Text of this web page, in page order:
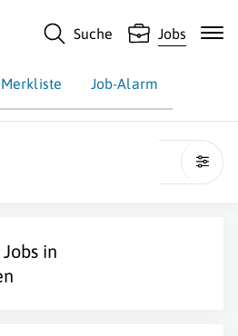
Suche Jobs
Merkliste Job-Alarm
Jobs in